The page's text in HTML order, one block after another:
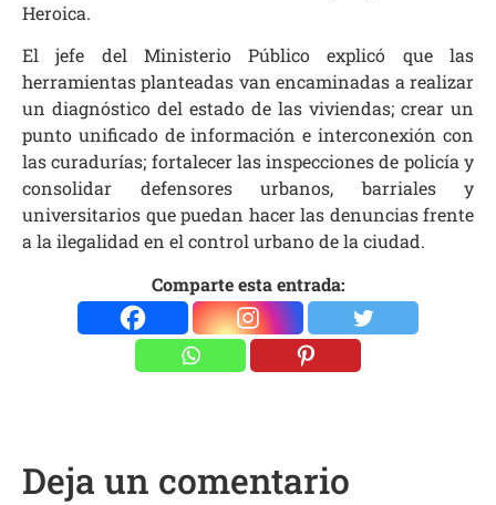
Heroica.
El jefe del Ministerio Público explicó que las
herramientas planteadas van encaminadas a realizar
un diagnóstico del estado de las viviendas; crear un
punto unificado de información e interconexión con
las curadurías; fortalecer las inspecciones de policía y
consolidar defensores urbanos, barriales y
universitarios que puedan hacer las denuncias frente
a la ilegalidad en el control urbano de la ciudad.
Comparte esta entrada:
Deja un comentario